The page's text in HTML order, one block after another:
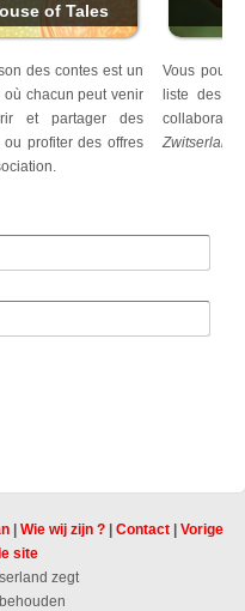
of Tales
des contes est un
où chacun peut venir
et partager des
ou profiter des offres
Vous
liste des
Zwitserland
Wie wij zijn ? Contact
Vorige
site
zegt